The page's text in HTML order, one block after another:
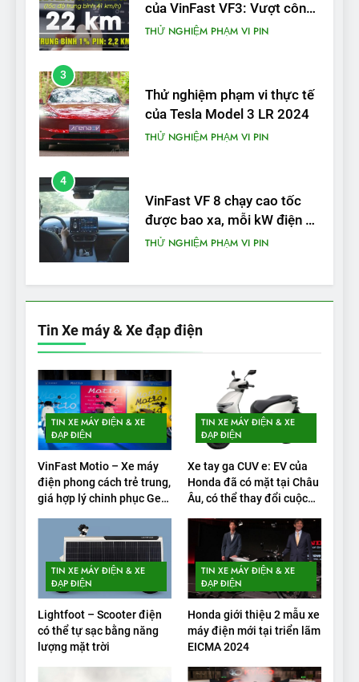
của VinFast VF3: Vượt công
bố từ nhà sản xuất
THỬ NGHIỆM PHẠM VI PIN
3
Thử nghiệm phạm vi thực tế
của Tesla Model 3 LR 2024
THỬ NGHIỆM PHẠM VI PIN
4
VinFast VF 8 chạy cao tốc
được bao xa, mỗi kW điện đi
được bao nhiêu km?
THỬ NGHIỆM PHẠM VI PIN
5
bao nhiêu km sau mỗi lần
THỬ NGHIỆM PHẠM VI PIN
1
Xe điện Trung Quốc với pin
‘bán rắn’ đi được 554 dặm
trong bài kiểm tra phạm vi
2
Test quãng đường thực tế
của VinFast VF3: Vượt công
bố từ nhà sản xuất
THỬ NGHIỆM PHẠM VI PIN
Thử nghiệm phạm vi thực tế
của Tesla Model 3 LR 2024
THỬ NGHIỆM PHẠM VI PIN
Tin Xe máy & Xe đạp điện
TIN XE MÁY ĐIỆN & XE
ĐẠP ĐIỆN
VinFast Motio – Xe máy
điện phong cách trẻ trung,
giá hợp lý chinh phục Gen
TIN XE MÁY ĐIỆN & XE
ĐẠP ĐIỆN
Xe tay ga CUV e: EV của
Honda đã có mặt tại Châu
Âu, có thể thay đổi cuộc
TIN XE MÁY ĐIỆN & XE
ĐẠP ĐIỆN
Lightfoot – Scooter điện
có thể tự sạc bằng năng
lượng mặt trời
TIN XE MÁY ĐIỆN & XE
ĐẠP ĐIỆN
Honda giới thiệu 2 mẫu xe
máy điện mới tại triển lãm
EICMA 2024